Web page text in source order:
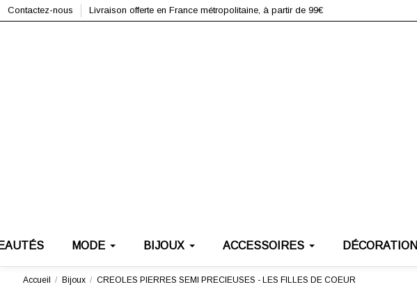
Contactez-nous Livraison offerte en France métropolitaine, à partir de 99€
MODE BIJOUX ACCESSOIRES DÉCORATION
Accueil Bijoux CREOLES PIERRES SEMI PRECIEUSES - LES FILLES DE COEUR